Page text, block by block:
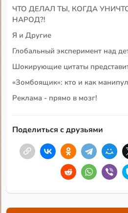
ЧТО ДЕЛАЛ ТЫ, КОГДА
НАРОД?!
Я и Другие
Глобальный эксперимент над
Шокирующие цитаты
«Зомбоящик»: кто и как
Реклама - прямо в мозг!
Поделиться с друзьями